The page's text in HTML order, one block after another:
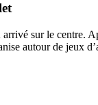
sur le centre.
autour de jeux